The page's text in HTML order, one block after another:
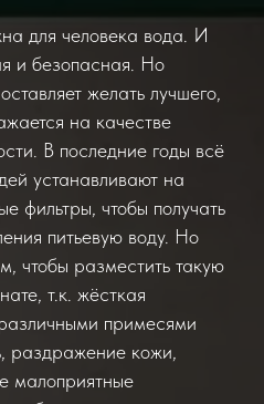
для человека вода. И
и безопасная. Но
желать лучшего,
на качестве
В последние годы всё
устанавливают на
фильтры, чтобы получать
питьевую воду. Но
чтобы разместить такую
т.к. жёсткая
примесями
раздражение кожи,
малоприятные